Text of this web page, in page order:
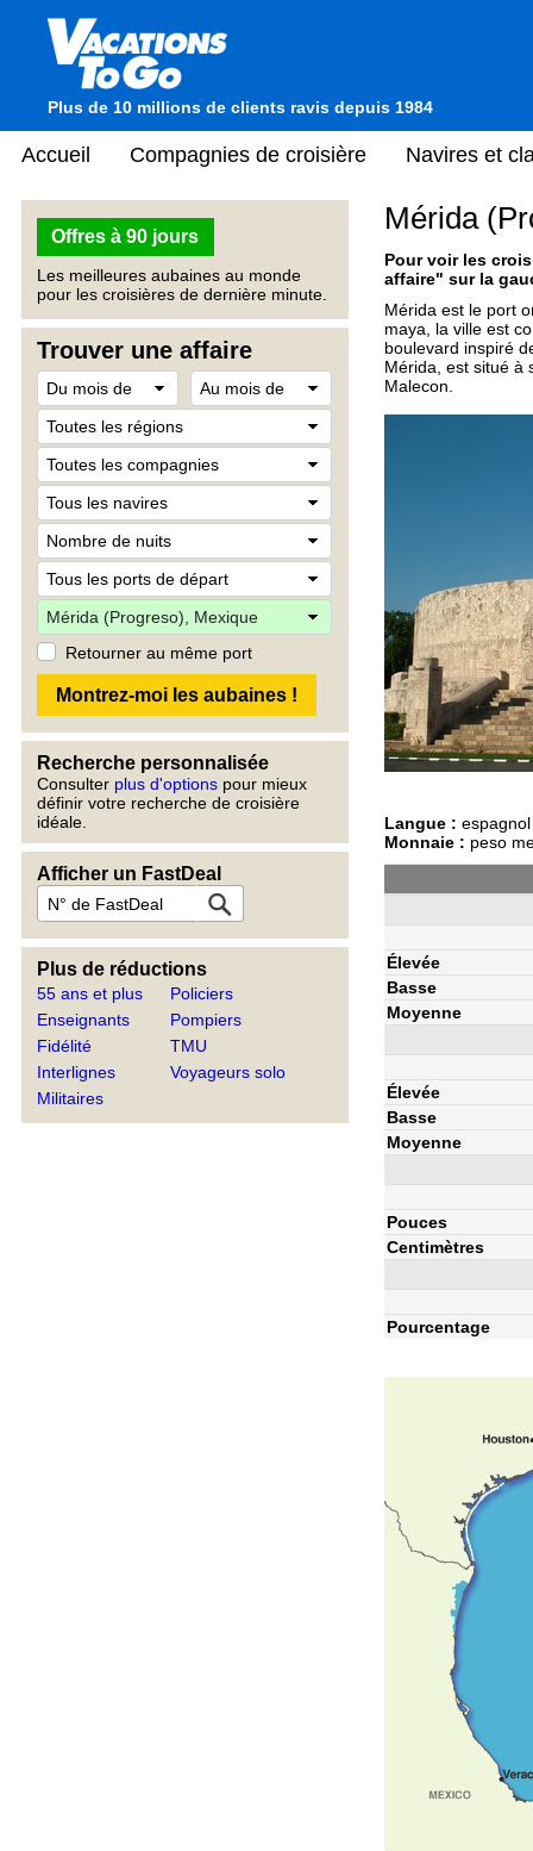
Plus de 10 millions de clients ravis depuis 1984
Accueil Compagnies de croisière Navires et
Offres à 90 jours
Les meilleures aubaines au monde
pour les croisières de dernière minute.
Trouver une affaire
Retourner au même port
Recherche personnalisée
Consulter plus d'options pour mieux
définir votre recherche de croisière
idéale.
Afficher un FastDeal
Plus de réductions
55 ans et plus
Enseignants
Fidélité
Interlignes
Militaires
Policiers
Pompiers
TMU
Voyageurs solo
Mérida
Pour voir les
affaire" sur la
Mérida est le port
maya, la ville est
boulevard inspiré
Mérida, est situé à
Malecon.
Langue : espagnol
Monnaie : peso
Élevée
Basse
Moyenne
Élevée
Basse
Moyenne
Pouces
Centimètres
Pourcentage